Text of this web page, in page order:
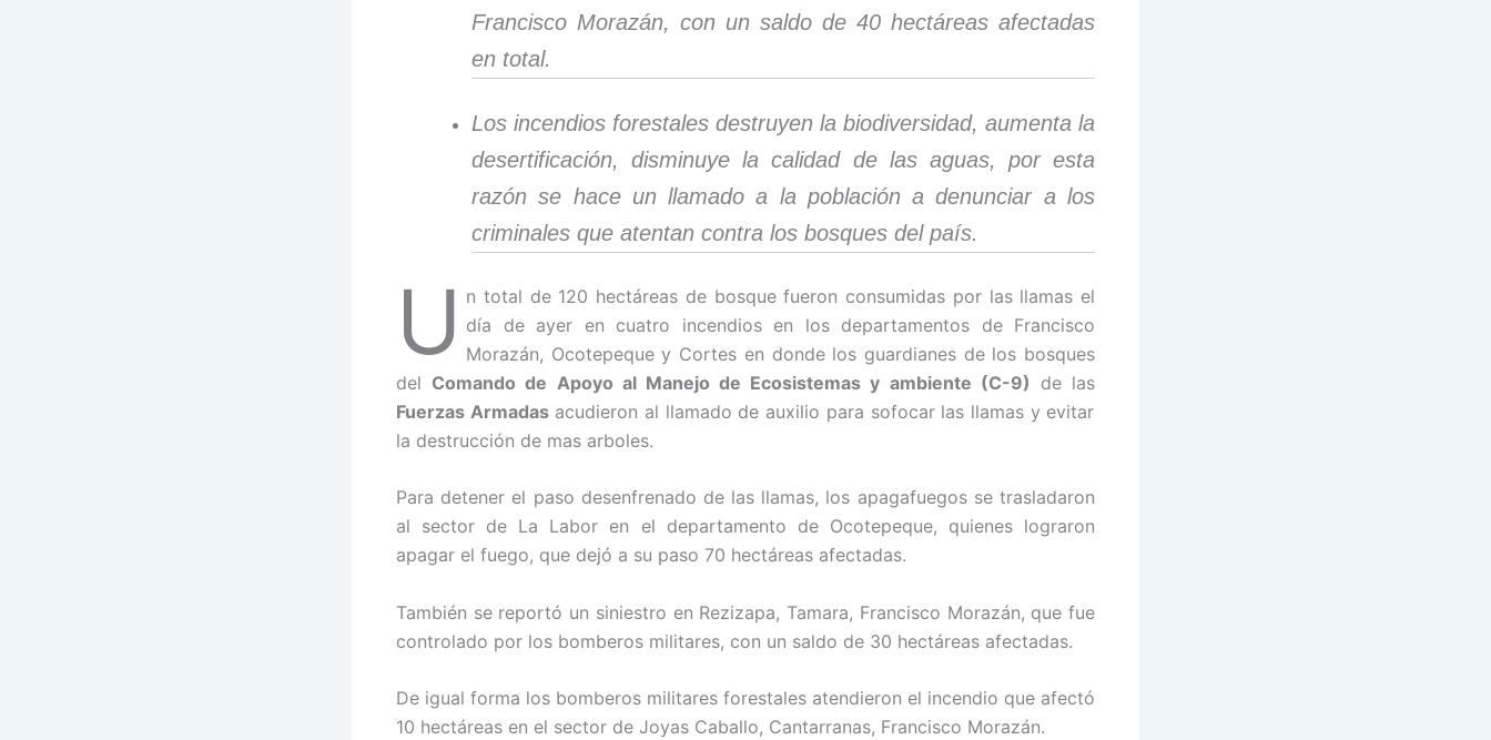
Francisco Morazán, con un saldo de 40 hectáreas afectadas
en total.
Los incendios forestales destruyen la biodiversidad, aumenta la
desertificación, disminuye la calidad de las aguas, por esta
razón se hace un llamado a la población a denunciar a los
criminales que atentan contra los bosques del país.
U n total de 120 hectáreas de bosque fueron consumidas por las llamas el
día de ayer en cuatro incendios en los departamentos de Francisco
Morazán, Ocotepeque y Cortes en donde los guardianes de los bosques
del Comando de Apoyo al Manejo de Ecosistemas y ambiente (C-9) de las
Fuerzas Armadasacudieron al llamado de auxilio para sofocar las llamas y evitar
la destrucción de mas arboles.
Para detener el paso desenfrenado de las llamas, los apagafuegos se trasladaron
al sector de La Labor en el departamento de Ocotepeque, quienes lograron
apagar el fuego, que dejó a su paso 70 hectáreas afectadas.
También se reportó un siniestro en Rezizapa, Tamara, Francisco Morazán, que fue
controlado por los bomberos militares, con un saldo de 30 hectáreas afectadas.
De igual forma los bomberos militares forestales atendieron el incendio que afectó
10 hectáreas en el sector de Joyas Caballo, Cantarranas, Francisco Morazán.